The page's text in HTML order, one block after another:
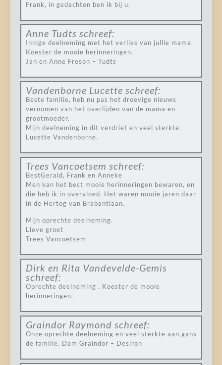
Frank, in gedachten ben ik bij u.
Anne Tudts schreef:
Innige deelneming met het verlies van jullie mama.
Koester de mooie herinneringen.
Jan en Anne Freson – Tudts
Vandenborne Lucette schreef:
Beste familie, heb nu pas het droevige nieuws
vernomen van het overlijden van de mama en
grootmoeder.
Mijn deelneming in dit verdriet en veel sterkte.
Lucette Vandenborne.
Trees Vancoetsem schreef:
BestGerald, Frank en Anneke
Men kan het best mooie herinneringen bewaren, en
die heb ik in overvloed. Het waren mooie jaren daar
in de Hertog van Brabantlaan.
Mijn oprechte deelneming.
Lieve groet
Trees Vancoetsem
Dirk en Rita Vandevelde-Gemis
schreef:
Oprechte deelneming . Koester de mooie
herinneringen.
Graindor Raymond schreef:
Onze oprechte deelneming en veel sterkte aan gans
de familie. Dam Graindor – Desiron